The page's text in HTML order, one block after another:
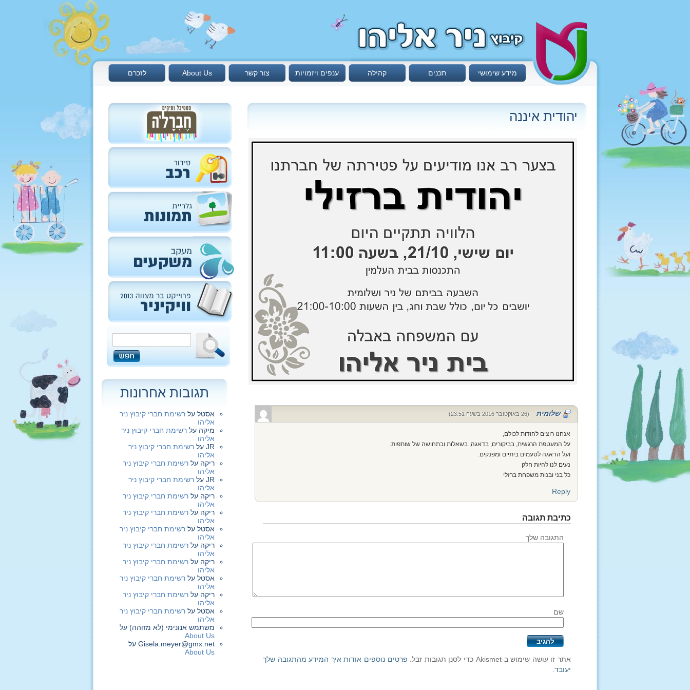
לזכרם About Us צור קשר ענפים ויזמויות קהילה תכנים מידע שימושי
יהודית איננה
שלומית (26 באוקטובר 2016 בשעה 23:51)
אנחנו רוצים להודות לכולם,
על המעטפת הרגשית, בביקורים, בדאגה, בשאלות ובתחושה של שותפות.
ועל הדאגה לטעמים ביתיים ומפנקים.
נעים לנו להיות חלק
כל בני ובנות משפחת ברזלי
Reply
כתיבת תגובה
התגובה שלך
שם
אתר זו עושה שימוש ב-Akismet כדי לסנן תגובות זבל.
פרטים נוספים אודות איך המידע מהתגובה שלך
יעובד
תגובות אחרונות
אסטל על רשימת חברי קיבוץ ניר
אליהו
מיקה על רשימת חברי קיבוץ ניר
אליהו
JR על רשימת חברי קיבוץ ניר
אליהו
ריקה על רשימת חברי קיבוץ ניר
אליהו
JR על רשימת חברי קיבוץ ניר
אליהו
ריקה על רשימת חברי קיבוץ ניר
אליהו
ריקה על רשימת חברי קיבוץ ניר
אליהו
אסטל על רשימת חברי קיבוץ ניר
אליהו
ריקה על רשימת חברי קיבוץ ניר
אליהו
ריקה על רשימת חברי קיבוץ ניר
אליהו
אסטל על רשימת חברי קיבוץ ניר
אליהו
ריקה על רשימת חברי קיבוץ ניר
אליהו
אסטל על רשימת חברי קיבוץ ניר
אליהו
משתמש אנונימי (לא מזוהה) על
About Us
Gisela.meyer@gmx.net על
About Us